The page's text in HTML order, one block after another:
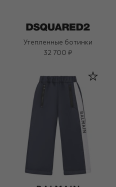
Утепленные ботинки
32 700 ₽